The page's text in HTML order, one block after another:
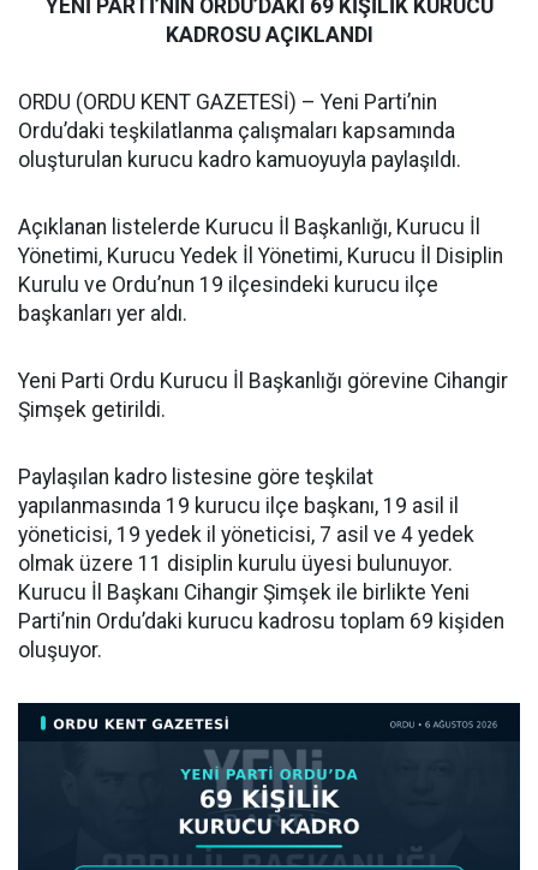
YENİ PARTİ’NİN ORDU’DAKİ 69 KİŞİLİK KURUCU
KADROSU AÇIKLANDI
ORDU (ORDU KENT GAZETESİ) – Yeni Parti’nin
Ordu’daki teşkilatlanma çalışmaları kapsamında
oluşturulan kurucu kadro kamuoyuyla paylaşıldı.
Açıklanan listelerde Kurucu İl Başkanlığı, Kurucu İl
Yönetimi, Kurucu Yedek İl Yönetimi, Kurucu İl Disiplin
Kurulu ve Ordu’nun 19 ilçesindeki kurucu ilçe
başkanları yer aldı.
Yeni Parti Ordu Kurucu İl Başkanlığı görevine Cihangir
Şimşek getirildi.
Paylaşılan kadro listesine göre teşkilat
yapılanmasında 19 kurucu ilçe başkanı, 19 asil il
yöneticisi, 19 yedek il yöneticisi, 7 asil ve 4 yedek
olmak üzere 11 disiplin kurulu üyesi bulunuyor.
Kurucu İl Başkanı Cihangir Şimşek ile birlikte Yeni
Parti’nin Ordu’daki kurucu kadrosu toplam 69 kişiden
oluşuyor.